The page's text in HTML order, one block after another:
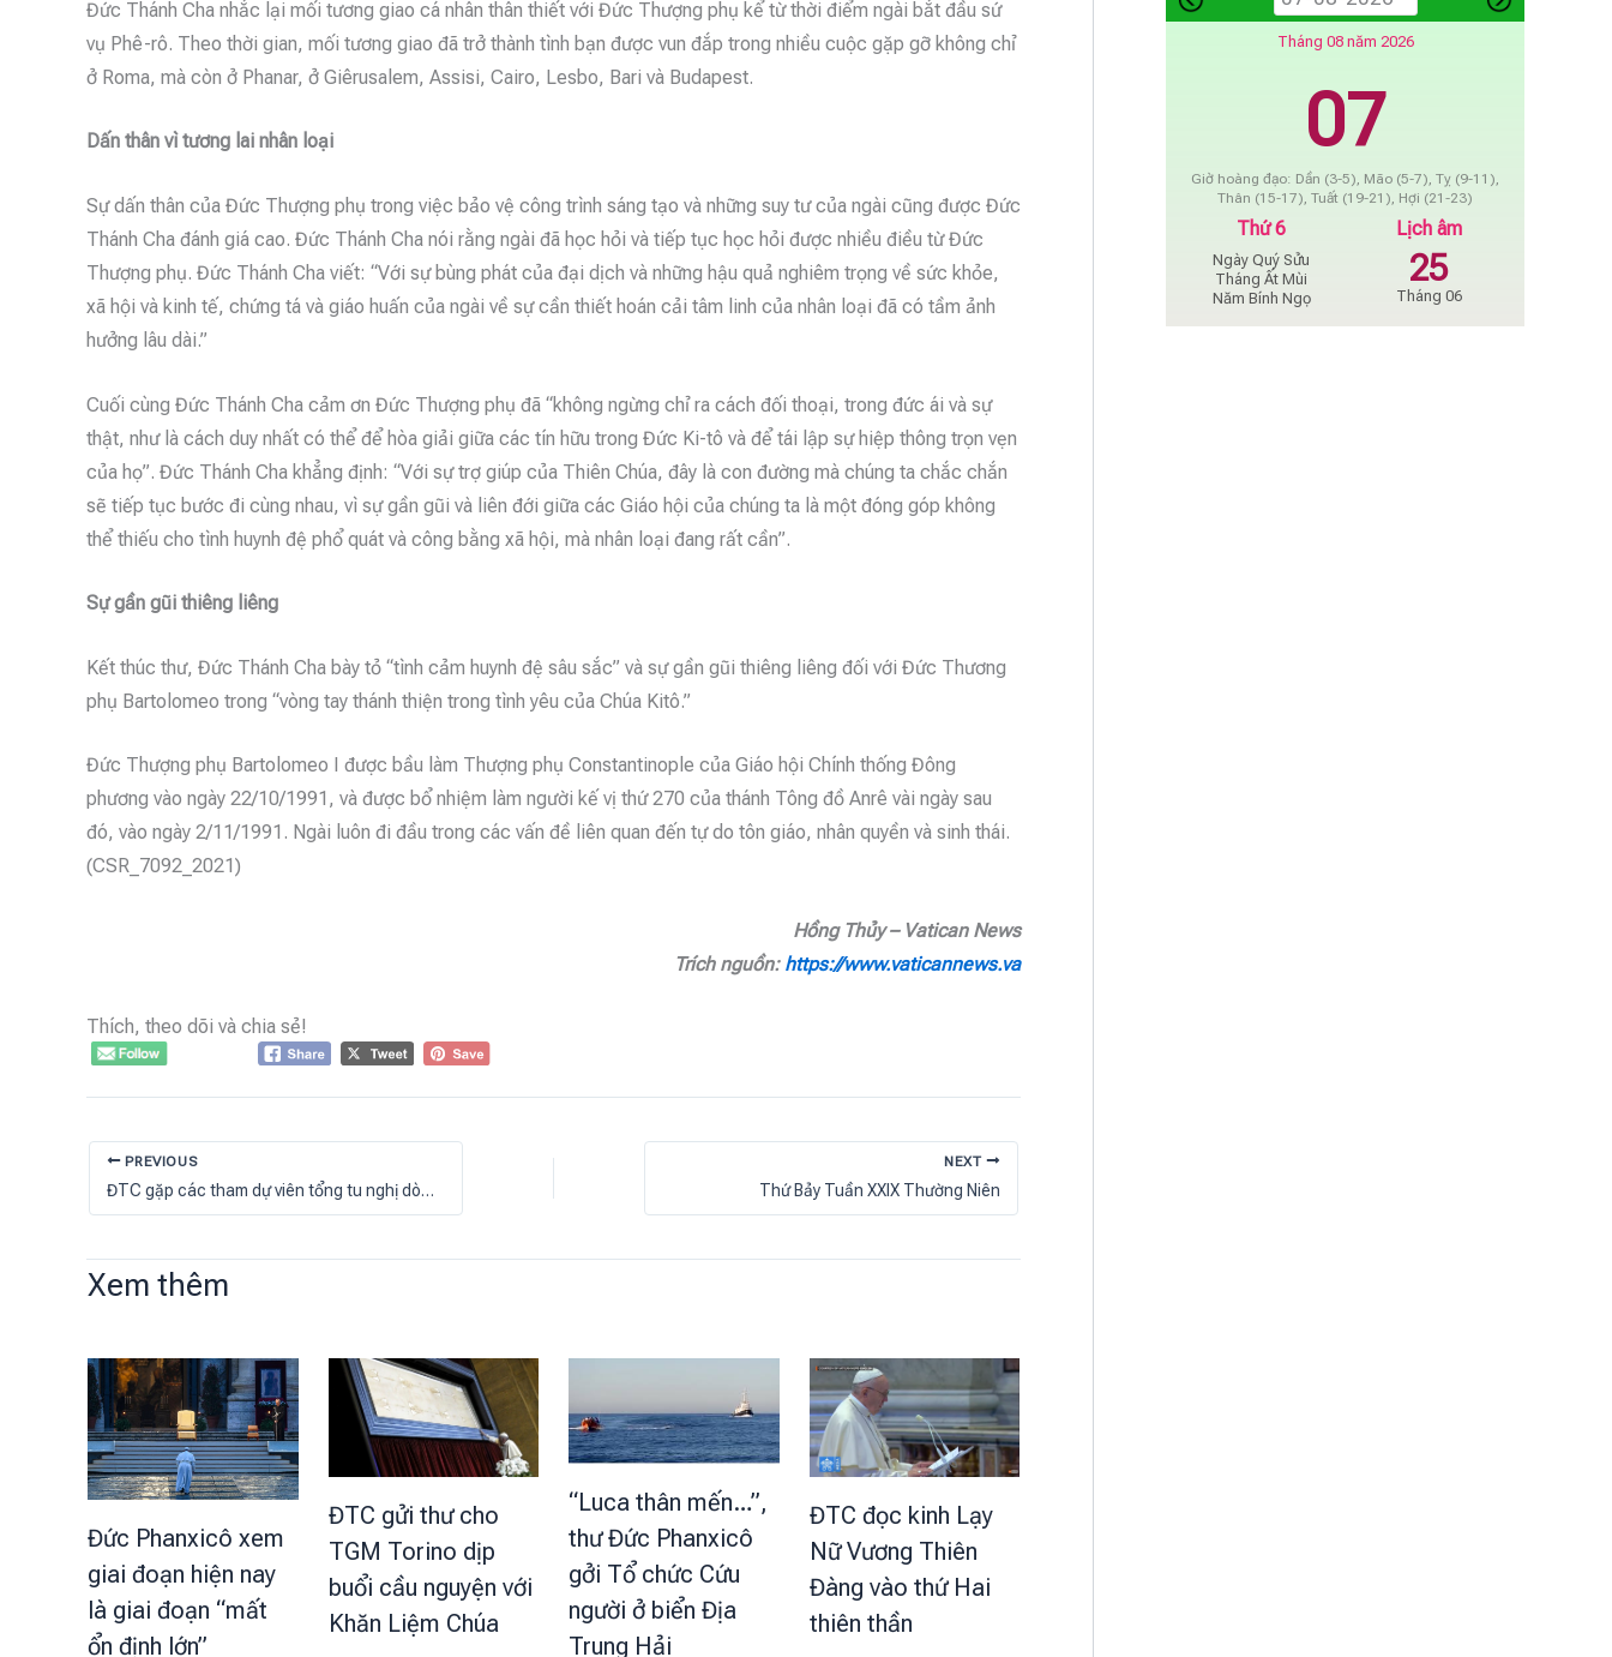
Đức Thánh Cha nhắc lại mối tương giao cá nhân thân thiết với Đức Thượng phụ kể từ thời điểm ngài bắt đầu sứ
vụ Phê-rô. Theo thời gian, mối tương giao đã trở thành tình bạn được vun đắp trong nhiều cuộc gặp gỡ không chỉ
ở Roma, mà còn ở Phanar, ở Giêrusalem, Assisi, Cairo, Lesbo, Bari và Budapest.
Dấn thân vì tương lai nhân loại
Sự dấn thân của Đức Thượng phụ trong việc bảo vệ công trình sáng tạo và những suy tư của ngài cũng được Đức
Thánh Cha đánh giá cao. Đức Thánh Cha nói rằng ngài đã học hỏi và tiếp tục học hỏi được nhiều điều từ Đức
Thượng phụ. Đức Thánh Cha viết: “Với sự bùng phát của đại dịch và những hậu quả nghiêm trọng về sức khỏe,
xã hội và kinh tế, chứng tá và giáo huấn của ngài về sự cần thiết hoán cải tâm linh của nhân loại đã có tầm ảnh
hưởng lâu dài.”
Cuối cùng Đức Thánh Cha cảm ơn Đức Thượng phụ đã “không ngừng chỉ ra cách đối thoại, trong đức ái và sự
thật, như là cách duy nhất có thể để hòa giải giữa các tín hữu trong Đức Ki-tô và để tái lập sự hiệp thông trọn vẹn
của họ”. Đức Thánh Cha khẳng định: “Với sự trợ giúp của Thiên Chúa, đây là con đường mà chúng ta chắc chắn
sẽ tiếp tục bước đi cùng nhau, vì sự gần gũi và liên đới giữa các Giáo hội của chúng ta là một đóng góp không
thể thiếu cho tình huynh đệ phổ quát và công bằng xã hội, mà nhân loại đang rất cần”.
Sự gần gũi thiêng liêng
Kết thúc thư, Đức Thánh Cha bày tỏ “tình cảm huynh đệ sâu sắc” và sự gần gũi thiêng liêng đối với Đức Thương
phụ Bartolomeo trong “vòng tay thánh thiện trong tình yêu của Chúa Kitô.”
Đức Thượng phụ Bartolomeo I được bầu làm Thượng phụ Constantinople của Giáo hội Chính thống Đông
phương vào ngày 22/10/1991, và được bổ nhiệm làm người kế vị thứ 270 của thánh Tông đồ Anrê vài ngày sau
đó, vào ngày 2/11/1991. Ngài luôn đi đầu trong các vấn đề liên quan đến tự do tôn giáo, nhân quyền và sinh thái.
(CSR_7092_2021)
Hồng Thủy – Vatican News
Trích nguồn: https://www.vaticannews.va
Thích, theo dõi và chia sẻ!
PREVIOUS
ĐTC gặp các tham dự viên tổng tu nghị dòng nữ Salêdiêng
NEXT
Thứ Bảy Tuần XXIX Thường Niên
Xem thêm
Đức Phanxicô xem
giai đoạn hiện nay
là giai đoạn “mất
ổn định lớn”
ĐTC gửi thư cho
TGM Torino dịp
buổi cầu nguyện với
Khăn Liệm Chúa
“Luca thân mến…”,
thư Đức Phanxicô
gởi Tổ chức Cứu
người ở biển Địa
Trung Hải
ĐTC đọc kinh Lạy
Nữ Vương Thiên
Đàng vào thứ Hai
thiên thần
Tháng 08 năm 2026
07
Giờ hoàng đạo: Dần (3-5), Mão (5-7), Tỵ (9-11),
Thân (15-17), Tuất (19-21), Hợi (21-23)
Thứ 6
Ngày Quý Sửu
Tháng Ất Mùi
Năm Bính Ngọ
Lịch âm
25
Tháng 06